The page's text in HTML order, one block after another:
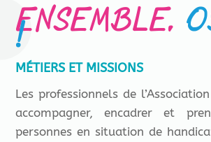
ENSEMBLE,
!
MÉTIERS ET MISSIONS
Les professionnels de
accompagner, encadrer et
personnes en situation de